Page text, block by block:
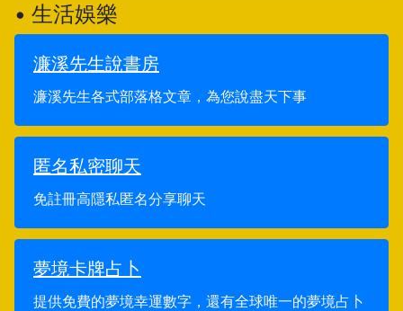
• 生活娛樂
濂溪先生說書房
濂溪先生各式部落格文章，為您說盡天下事
匿名私密聊天
免註冊高隱私匿名分享聊天
夢境卡牌占卜
提供免費的夢境幸運數字，還有全球唯一的夢境占卜